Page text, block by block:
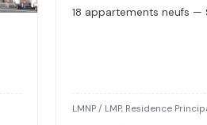
18 appartements neufs —
LMNP / LMP, Residence